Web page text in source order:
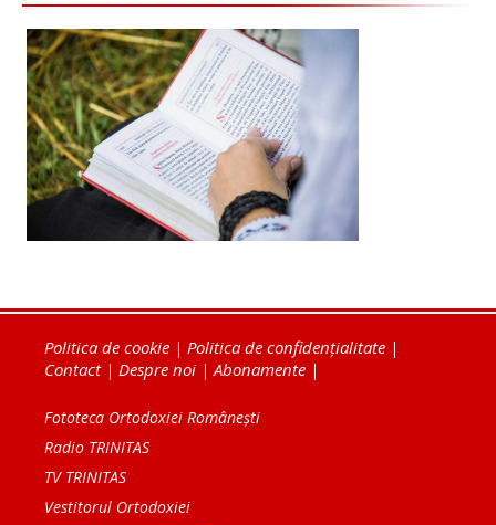
Politica de cookie | Politica de confidențialitate |
Contact| Despre noi |Abonamente |
Fototeca Ortodoxiei Românești
Radio TRINITAS
TV TRINITAS
Vestitorul Ortodoxiei